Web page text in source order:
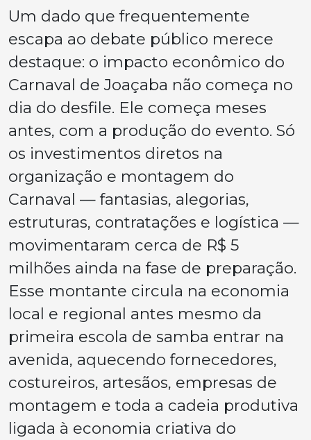
Um dado que frequentemente
escapa ao debate público merece
destaque: o impacto econômico do
Carnaval de Joaçaba não começa no
dia do desfile. Ele começa meses
antes, com a produção do evento. Só
os investimentos diretos na
organização e montagem do
Carnaval — fantasias, alegorias,
estruturas, contratações e logística —
movimentaram cerca de R$ 5
milhões ainda na fase de preparação.
Esse montante circula na economia
local e regional antes mesmo da
primeira escola de samba entrar na
avenida, aquecendo fornecedores,
costureiros, artesãos, empresas de
montagem e toda a cadeia produtiva
ligada à economia criativa do